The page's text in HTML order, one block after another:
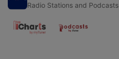
Radio Stations and Podcasts